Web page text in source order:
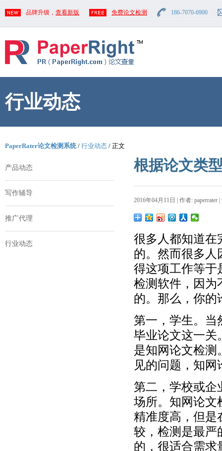
品牌升级， 查看新版 免费论文检测 186-7070-6900
行业动态
PaperRater论文检测系统/ 行业动态 / 正文
产品动态
写作辅导
推广代理
行业动态
根据论文类
2016年04月11日 | 作者: paperrater
很多人都知道在
的。然而很多人
得这项工作等于
检测软件，因为
的。那么，你的
第一，学生。当
毕业论文这一关
是知网论文检测
见的问题，知
第二，学校或企
场所。知网论文
精准度高，但是
较，检测是最严
的，很适合需求